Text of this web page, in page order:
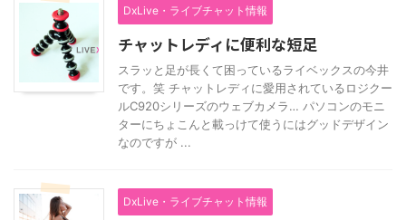
DxLive・ライブチャット情報
チャットレディに便利な短足
スラッと足が長くて困っているライベックスの今井
です。笑 チャットレディに愛用されているロジクー
ルC920シリーズのウェブカメラ… パソコンのモニ
ターにちょこんと載っけて使うにはグッドデザイン
なのですが ...
DxLive・ライブチャット情報